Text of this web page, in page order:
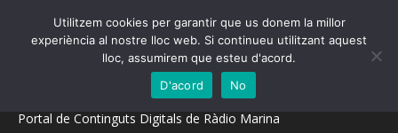
Portal de Continguts Digitals de Ràdio Marina
Utilitzem cookies per garantir que us donem la millor
experiència al nostre lloc web. Si continueu utilitzant aquest
lloc, assumirem que esteu d'acord.
D'acord
No